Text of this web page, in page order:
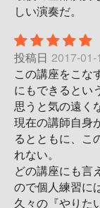
しい演奏だ。
投稿日 2017-01-
この講座をこな
にもできるとい
思うと気の遠く
現在の講師自身
るとともに、こ
れない。
どの講座にも言
ので個人練習に
久々の『やりた